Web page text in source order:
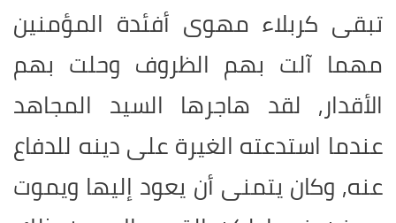
تبقى كربلاء مهوى أفئدة المؤمنين
مهما آلت بهم الظروف وحلت بهم
الأقدار, لقد هاجرها السيد المجاهد
عندما استدعته الغيرة على دينه للدفاع
عنه, وكان يتمنى أن يعود إليها ويموت